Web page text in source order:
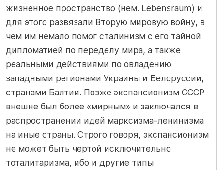
жизненное про­странство (нем. Lebensraum) и
для этого развязали Вторую мировую войну, в
чем им немало помог сталинизм с его тайной
дипломатией по переделу мира, а также
реальными действиями по овладению
западными регионами Украины и Белоруссии,
странами Балтии. Позже экспансионизм СССР
внеш­не был более «мирным» и заключался в
распространении идей марксизма-ленинизма
на иные страны. Строго говоря, экспансионизм
не может быть чертой исключительно
тоталитаризма, ибо и другие типы